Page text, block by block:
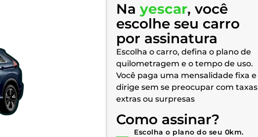
Na yescar, você
escolhe seu carro
por assinatura
Escolha o carro, defina o plano de
quilometragem e o tempo de uso.
Você paga uma mensalidade fixa e
dirige sem se preocupar com taxas
extras ou surpresas
Como assinar?
Escolha o plano do seu 0km.